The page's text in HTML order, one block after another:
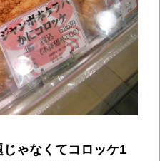
ゃなくてコロッケ1